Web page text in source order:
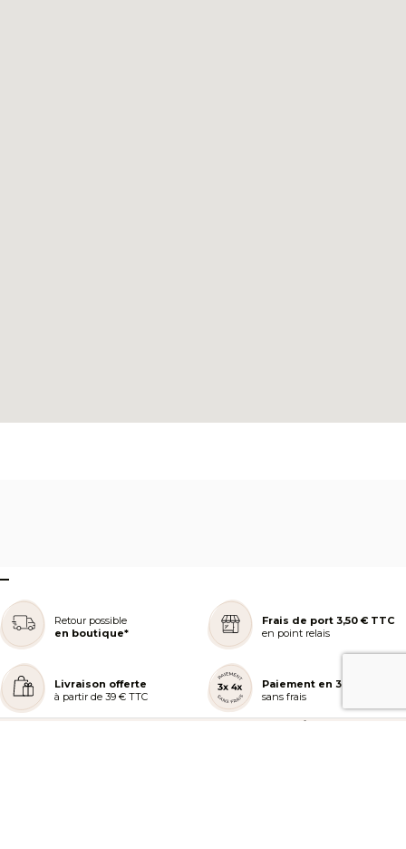
–
Retour possible
en boutique*
Frais de port 3,50 € TTC
en point relais
Livraison offerte
à partir de 39 € TTC
Paiement en 3 ou 4x
sans frais